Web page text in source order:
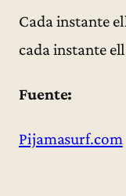
Cada instante
cada instante
Fuente:
Pijamasurf.com